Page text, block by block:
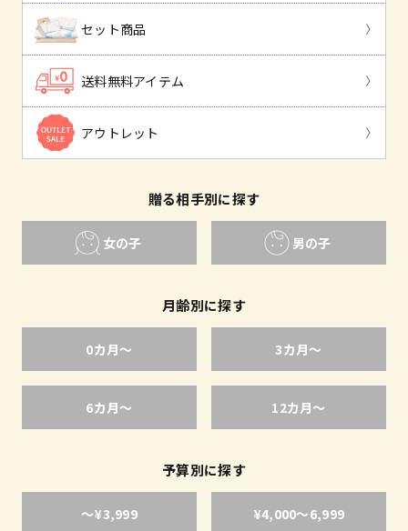
セット商品
送料無料アイテム
アウトレット
贈る相手別に探す
女の子 男の子
月齢別に探す
0カ月〜 3カ月〜
6カ月〜 12カ月〜
予算別に探す
〜¥3,999 ¥4,000〜6,999